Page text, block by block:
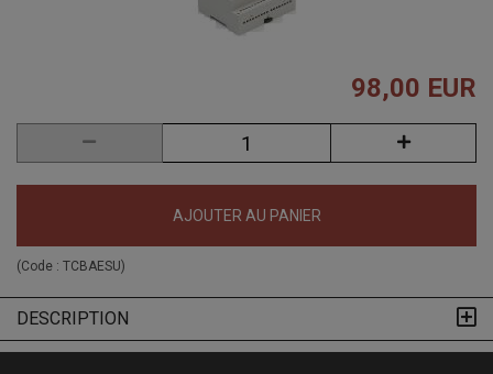
98,00 EUR
AJOUTER AU PANIER
(Code : TCBAESU)
DESCRIPTION